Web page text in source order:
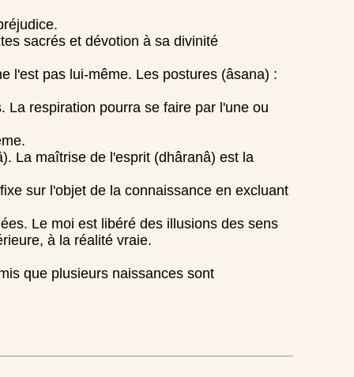
sacrés et dévotion à sa divinité
l'est pas lui-même. Les postures (âsana) :
respiration pourra se faire par l'une ou
La maîtrise de l'esprit (dhâranâ) est la
sur l'objet de la connaissance en excluant
Le moi est libéré des illusions des sens
à la réalité vraie.
que plusieurs naissances sont